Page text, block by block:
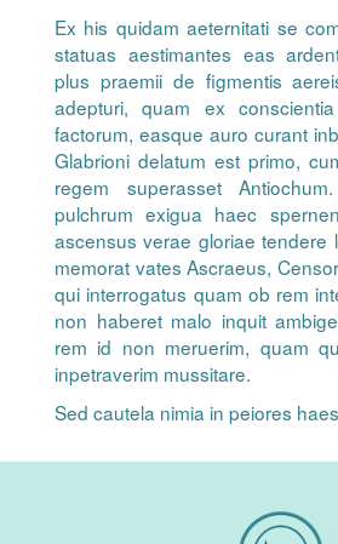
Ex his quidam aeternitati se
statuas aestimantes eas
plus praemii de figmentis
adepturi, quam ex
factorum, easque auro curant
Glabrioni delatum est primo,
regem superasset
pulchrum exigua haec
ascensus verae gloriae tendere
memorat vates Ascraeus,
qui interrogatus quam ob rem
non haberet malo inquit
rem id non meruerim, quam
inpetraverim mussitare.
Sed cautela nimia in peiores